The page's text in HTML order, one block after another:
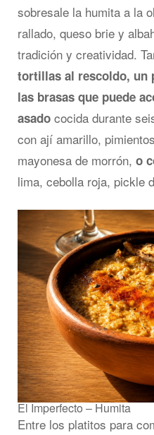
sobresale la humita a la
rallado, queso brie y
tradición y creatividad.
tortillas al rescoldo, un
las brasas que puede
asado cocida durante
con ají amarillo,
mayonesa de morrón, o
lima, cebolla roja, pickle
El Imperfecto – Humita
Entre los platitos para